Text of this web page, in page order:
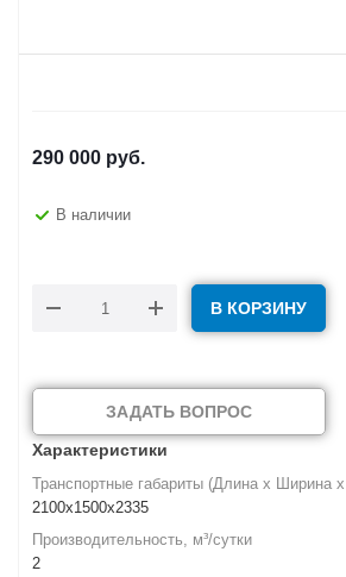
290 000 руб.
В наличии
В КОРЗИНУ
ЗАДАТЬ ВОПРОС
Характеристики
Транспортные габариты (Длина х Ширина
2100х1500х2335
Производительность, м³/сутки
2